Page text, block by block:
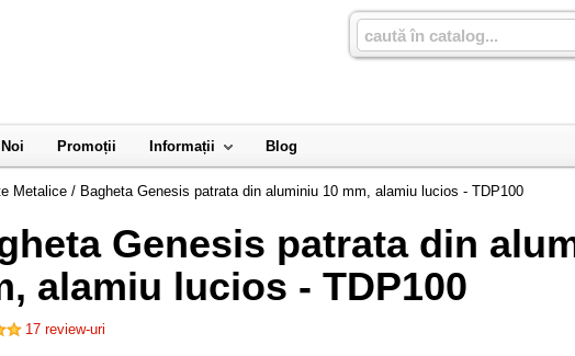
Promoții Informații Blog
Metalice / Bagheta Genesis patrata din aluminiu 10 mm, alamiu lucios - TDP100
Genesis patrata din
alamiu lucios - TDP100
17 review-uri